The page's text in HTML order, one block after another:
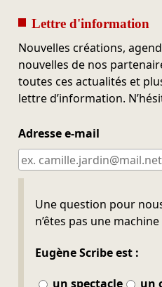
Lettre d'information
Nouvelles créations,
nouvelles de nos
toutes ces actualités et
lettre d’information.
Adresse e-mail
Une question pour
n’êtes pas une machine
Eugène Scribe est :
un spectacle
un
Ne pas remplir